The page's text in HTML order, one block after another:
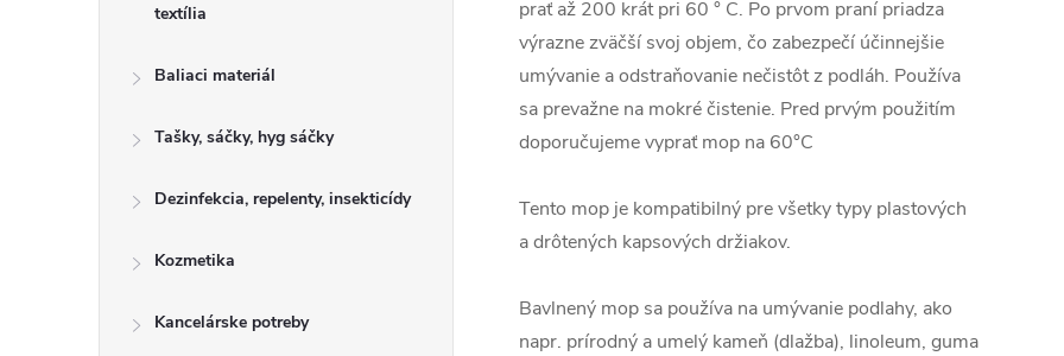
textília
Baliaci materiál
Tašky, sáčky, hyg sáčky
Dezinfekcia, repelenty, insekticídy
Kozmetika
Kancelárske potreby
prať až 200 krát pri 60 ° C. Po prvom praní priadza
výrazne zväčší svoj objem, čo zabezpečí účinnejšie
umývanie a odstraňovanie nečistôt z podláh. Používa
sa prevažne na mokré čistenie. Pred prvým použitím
doporučujeme vyprať mop na 60°C
Tento mop je kompatibilný pre všetky typy plastových
a drôtených kapsových držiakov.
Bavlnený mop sa používa na umývanie podlahy, ako
napr. prírodný a umelý kameň (dlažba), linoleum, guma